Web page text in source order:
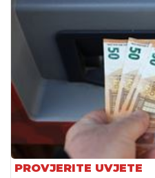
PROVJERITE UVJETE